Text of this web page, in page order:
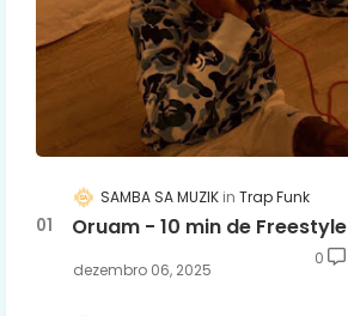
SAMBA SA MUZIK Trap Funk
Oruam - 10 min de Freestyle
dezembro 06, 2025
0